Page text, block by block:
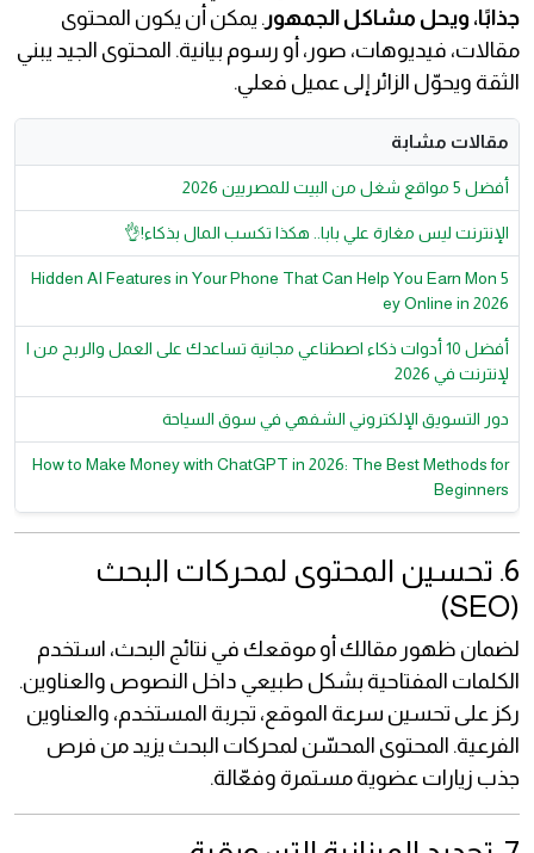
جذابًا، ويحل مشاكل الجمهور . يمكن أن يكون المحتوى
مقالات، فيديوهات، صور، أو رسوم بيانية. المحتوى الجيد يبني
الثقة ويحوّل الزائر إلى عميل فعلي.
مقالات مشابة
أفضل 5 مواقع شغل من البيت للمصريين 2026
الإنترنت ليس مغارة علي بابا.. هكذا تكسب المال بذكاء!👌
5 Hidden AI Features in Your Phone That Can Help You Earn Mon
ey Online in 2026
أفضل 10 أدوات ذكاء اصطناعي مجانية تساعدك على العمل والربح من ا
لإنترنت في 2026
دور التسويق الإلكتروني الشفهي في سوق السياحة
How to Make Money with ChatGPT in 2026: The Best Methods for
Beginners
6. تحسين المحتوى لمحركات البحث
(SEO)
لضمان ظهور مقالك أو موقعك في نتائج البحث، استخدم
الكلمات المفتاحية بشكل طبيعي داخل النصوص والعناوين.
ركز على تحسين سرعة الموقع، تجربة المستخدم، والعناوين
الفرعية. المحتوى المحسّن لمحركات البحث يزيد من فرص
جذب زيارات عضوية مستمرة وفعّالة.